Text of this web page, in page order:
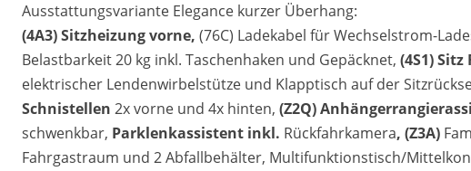
Ausstattungsvariante Elegance kurzer Überhang:
(4A3) Sitzheizung vorne, (76C) Ladekabel für Wechselstrom-
Belastbarkeit 20 kg inkl. Taschenhaken und Gepäcknet, (4S1)
elektrischer Lendenwirbelstütze und Klapptisch auf der
Schnistellen 2x vorne und 4x hinten, (Z2Q)
schwenkbar, Parklenkassistent inkl. Rückfahrkamera, (Z3A)
Fahrgastraum und 2 Abfallbehälter, Multifunktionstisch/